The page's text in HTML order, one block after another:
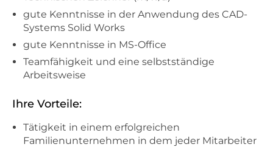
gute Kenntnisse in der Anwendung des CAD-
Systems Solid Works
gute Kenntnisse in MS-Office
Teamfähigkeit und eine selbstständige
Arbeitsweise
Ihre Vorteile:
Tätigkeit in einem erfolgreichen
Familienunternehmen in dem jeder Mitarbeiter